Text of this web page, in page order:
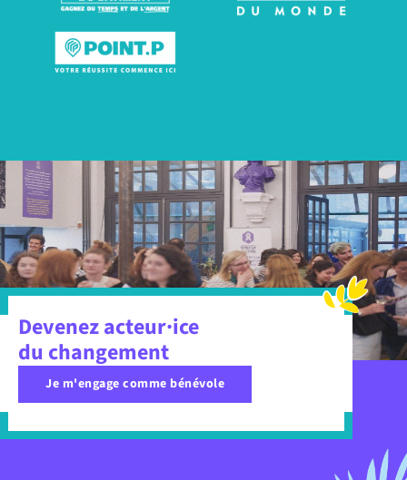
Devenez acteur·ice
du changement
Je m'engage comme bénévole